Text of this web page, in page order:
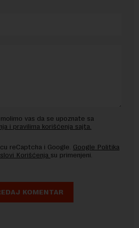
vas da se upoznate sa
i pravilima korišćenja sajta.
reCaptcha i Google. Google Politika
Korišćenja su primenjeni.